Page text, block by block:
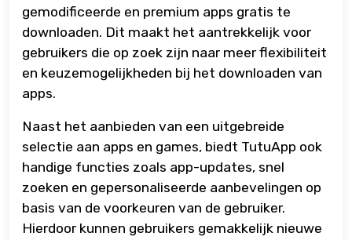
gemodificeerde en premium apps gratis te
downloaden. Dit maakt het aantrekkelijk voor
gebruikers die op zoek zijn naar meer flexibiliteit
en keuzemogelijkheden bij het downloaden van
apps.
Naast het aanbieden van een uitgebreide
selectie aan apps en games, biedt TutuApp ook
handige functies zoals app-updates, snel
zoeken en gepersonaliseerde aanbevelingen op
basis van de voorkeuren van de gebruiker.
Hierdoor kunnen gebruikers gemakkelijk nieuwe